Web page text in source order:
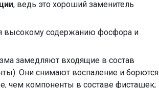
, ведь это хороший заменитель
высокому содержанию фосфора и
замедляют входящие в состав
Они снимают воспаление и борются
чем компоненты в составе фисташек;